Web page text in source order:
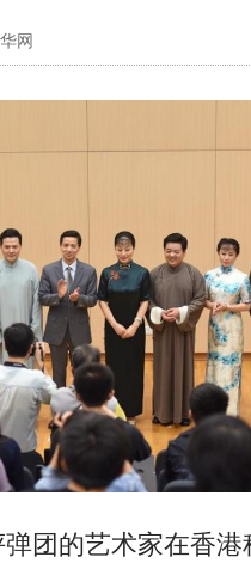
网
团的艺术家在香港